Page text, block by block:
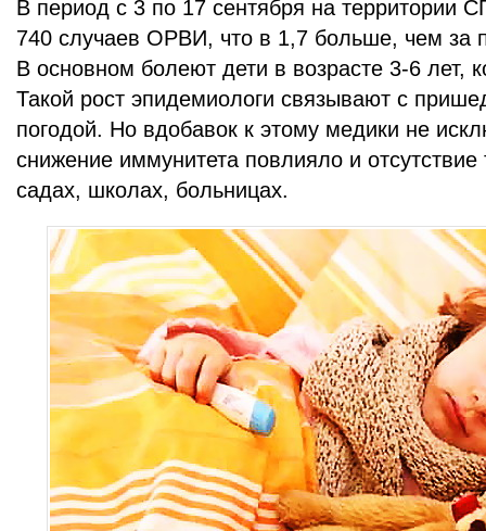
В период с 3 по 17 сентября на территории
740 случаев ОРВИ, что в 1,7 больше, чем за
В основном болеют дети в возрасте 3-6 лет,
Такой рост эпидемиологи связывают с
погодой. Но вдобавок к этому медики не
снижение иммунитета повлияло и
садах, школах, больницах.